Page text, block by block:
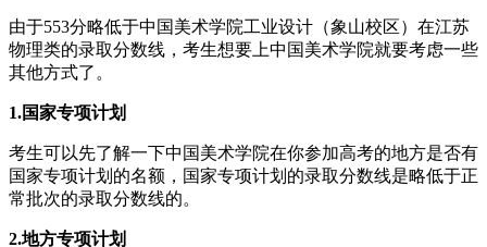
由于553分略低于中国美术学院工业设计（象山校区）在江苏
物理类的录取分数线，考生想要上中国美术学院就要考虑一些
其他方式了。
1.国家专项计划
考生可以先了解一下中国美术学院在你参加高考的地方是否有
国家专项计划的名额，国家专项计划的录取分数线是略低于正
常批次的录取分数线的。
2.地方专项计划